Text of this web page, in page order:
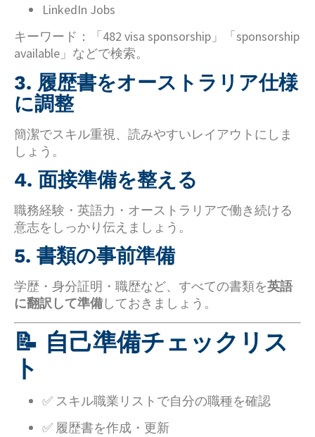
LinkedIn Jobs
キーワード：「482 visa sponsorship」「sponsorship
available」などで検索。
3. 履歴書をオーストラリア仕様
に調整
簡潔でスキル重視、読みやすいレイアウトにしま
しょう。
4. 面接準備を整える
職務経験・英語力・オーストラリアで働き続ける
意志をしっかり伝えましょう。
5. 書類の事前準備
学歴・身分証明・職歴など、すべての書類を英語
に翻訳して準備しておきましょう。
📝 自己準備チェックリス
ト
✅ スキル職業リストで自分の職種を確認
✅ 履歴書を作成・更新